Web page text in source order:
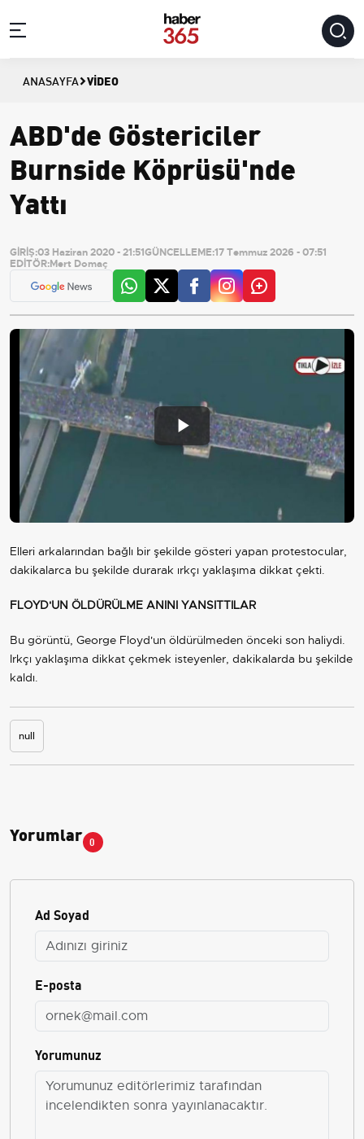
ANASAYFA VIDEO
ABD'de Göstericiler
Burnside Köprüsü'nde
Yattı
GİRİŞ:03 Haziran 2020 - 21:51GÜNCELLEME:17 Temmuz 2026 - 07:51
EDİTÖR:Mert Domaç
Play
Elleri arkalarından bağlı bir şekilde gösteri yapan protestocular,
dakikalarca bu şekilde durarak ırkçı yaklaşıma dikkat çekti.
FLOYD'UN ÖLDÜRÜLME ANINI YANSITTILAR
Bu görüntü, George Floyd'un öldürülmeden önceki son haliydi.
Irkçı yaklaşıma dikkat çekmek isteyenler, dakikalarda bu şekilde
kaldı.
null
Yorumlar 0
Ad Soyad
E-posta
Yorumunuz